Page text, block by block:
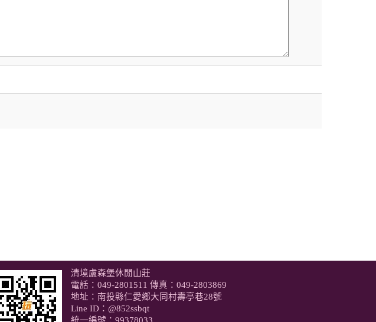
清境盧森堡休閒山莊
電話： 049-2801511 傳真：049-2803869
地址：南投縣仁愛鄉大同村壽亭巷28號
Line ID：@852ssbqt